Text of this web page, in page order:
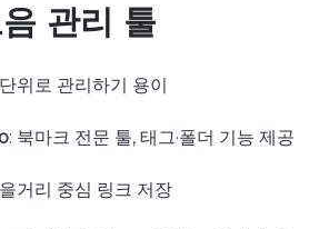
관리 툴
위로 관리하기 용이
: 북마크 전문 툴, 태그·폴더 기능 제공
거리 중심 링크 저장